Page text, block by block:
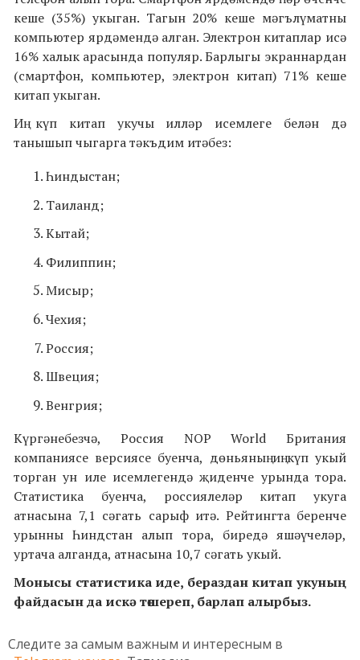
кеше (35%) укыган. Тагын 20% кеше мәгълүматны
компьютер ярдәмендә алган. Электрон китаплар исә
16% халык арасында популяр. Барлыгы экраннардан
(смартфон, компьютер, электрон китап) 71% кеше
китап укыган.
Иң күп китап укучы илләр исемлеге белән дә
танышып чыгарга тәкъдим итәбез:
Һиндыстан;
Таиланд;
Кытай;
Филиппин;
Мисыр;
Чехия;
Россия;
Швеция;
Венгрия;
Күргәнебезчә, Россия NOP World Британия
компаниясе версиясе буенча, дөньяның иң күп укый
торган ун иле исемлегендә җиденче урында тора.
Статистика буенча, россиялеләр китап укуга
атнасына 7,1 сәгать сарыф итә. Рейтингта беренче
урынны Һиндстан алып тора, биредә яшәүчеләр,
уртача алганда, атнасына 10,7 сәгать укый.
Монысы статистика иде, бераздан китап укуның
файдасын да искә төшереп, барлап алырбыз.
Следите за самым важным и интересным в